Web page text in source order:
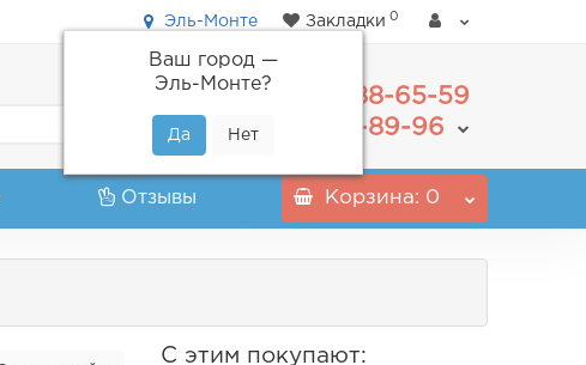
Эль-Монте
Ваш город —
Эль-Монте?
Закладки 0
488-65-59
+7(800) 555-89-96
Отзывы Корзина: 0
С этим покупают: